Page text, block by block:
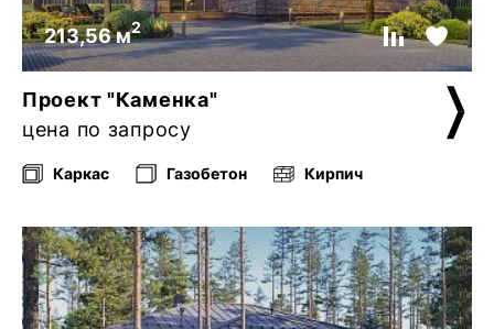
213,56 м2
Проект "Каменка"
цена по запросу
Каркас Газобетон Кирпич